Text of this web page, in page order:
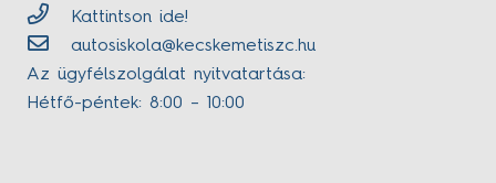
Kattintson ide!
autosiskola@kecskemetiszc.hu
Az ügyfélszolgálat nyitvatartása:
Hétfő-péntek: 8:00 – 10:00